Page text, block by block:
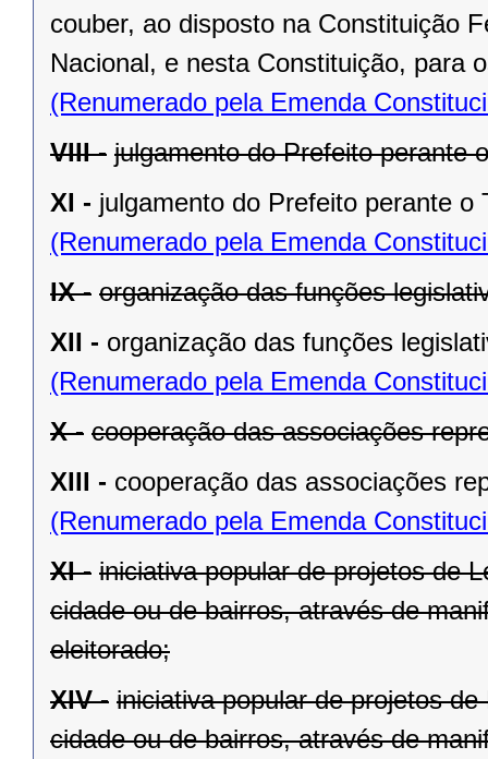
couber, ao disposto na Constituição
Nacional, e nesta Constituição, para
(Renumerado pela Emenda
VIII - julgamento do Prefeito perante
XI - julgamento do Prefeito perante o
(Renumerado pela Emenda
IX - organização das funções
XII - organização das funções
(Renumerado pela Emenda
X - cooperação das associações
XIII - cooperação das associações
(Renumerado pela Emenda
XI - iniciativa popular de projetos de
cidade ou de bairros, através de
eleitorado;
XIV - iniciativa popular de projetos
cidade ou de bairros, através de